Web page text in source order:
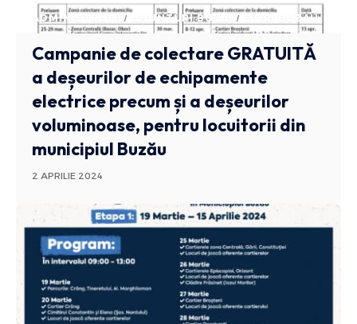
ADMINISTRATIV ANUNTURI BUZAU STIRI BUZAU
Campanie de colectare GRATUITĂ
a deșeurilor de echipamente
electrice precum și a deșeurilor
voluminoase, pentru locuitorii din
municipiul Buzău
2 APRILIE 2024